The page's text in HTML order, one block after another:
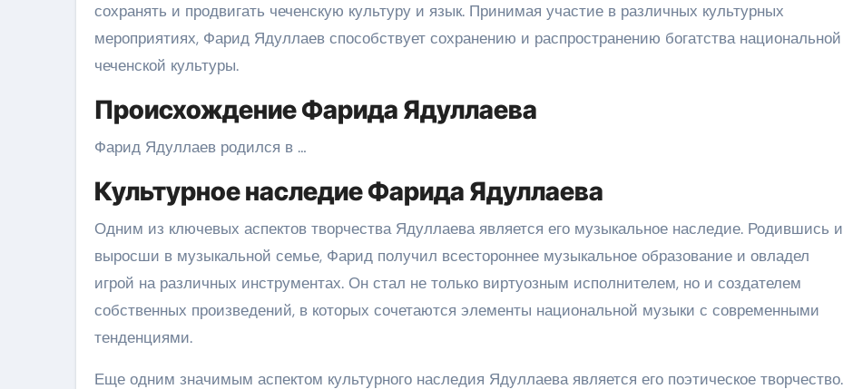
сохранять и продвигать чеченскую культуру и язык. Принимая участие в различных культурных
мероприятиях, Фарид Ядуллаев способствует сохранению и распространению богатства национальной
чеченской культуры.
Происхождение Фарида Ядуллаева
Фарид Ядуллаев родился в …
Культурное наследие Фарида Ядуллаева
Одним из ключевых аспектов творчества Ядуллаева является его музыкальное наследие. Родившись и
выросши в музыкальной семье, Фарид получил всестороннее музыкальное образование и овладел
игрой на различных инструментах. Он стал не только виртуозным исполнителем, но и создателем
собственных произведений, в которых сочетаются элементы национальной музыки с современными
тенденциями.
Еще одним значимым аспектом культурного наследия Ядуллаева является его поэтическое творчество.